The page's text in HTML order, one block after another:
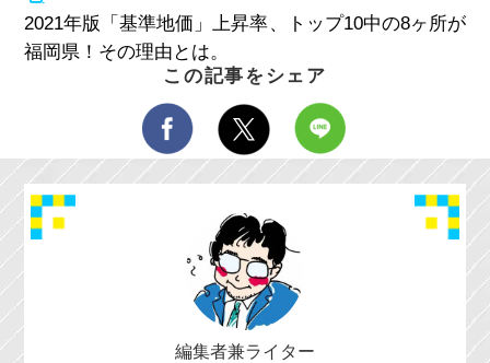
2021年版「基準地価」上昇率、トップ10中の8ヶ所が
福岡県！その理由とは。
この記事をシェア
編集者兼ライター